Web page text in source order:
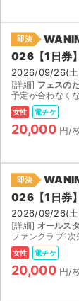
即決
026【1日券】
2026/09/26(土
[詳細] フェスの
予定が合わなくなってしまったため出品しま
女性 電チケ
20,000 円/
即決
026【1日券】
2026/09/26(土
[詳細] オールス
ファンクラブ1次先行で当選しましたが、急遽外
女性 電チケ
20,000 円/